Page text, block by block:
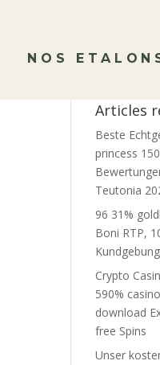
NOS
Articles
Beste
princess
Teutonia
96 31%
Boni RTP,
Crypto
590%
download
free Spins
Unser